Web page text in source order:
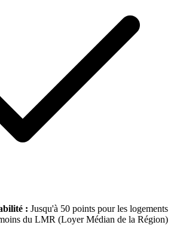
: Jusqu'à 50 points pour les logements
du LMR (Loyer Médian de la Région)